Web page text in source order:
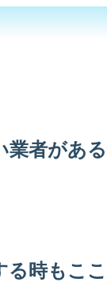
者があ
時もこ